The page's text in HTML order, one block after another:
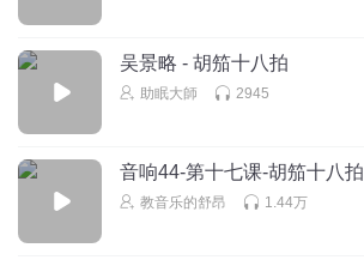
吴景略 - 胡笳十八拍
助眠大師 2945
音响44-第十七课-胡笳十八拍
教音乐的舒昂 1.44万